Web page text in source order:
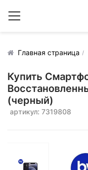
Главная страница
Купить
(черный)
артикул: 7319808